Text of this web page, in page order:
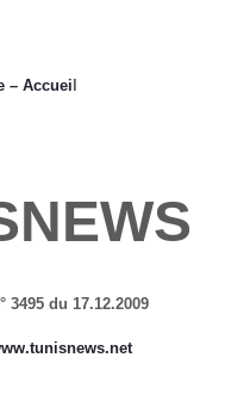
– Accuei
3495 du 17.12.2009
archives